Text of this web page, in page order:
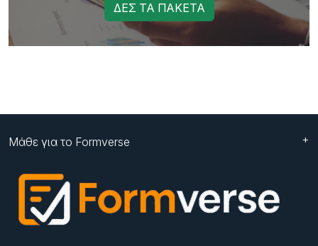
ΔΕΣ ΤΑ ΠΑΚΕΤΑ
Μάθε για το Formverse